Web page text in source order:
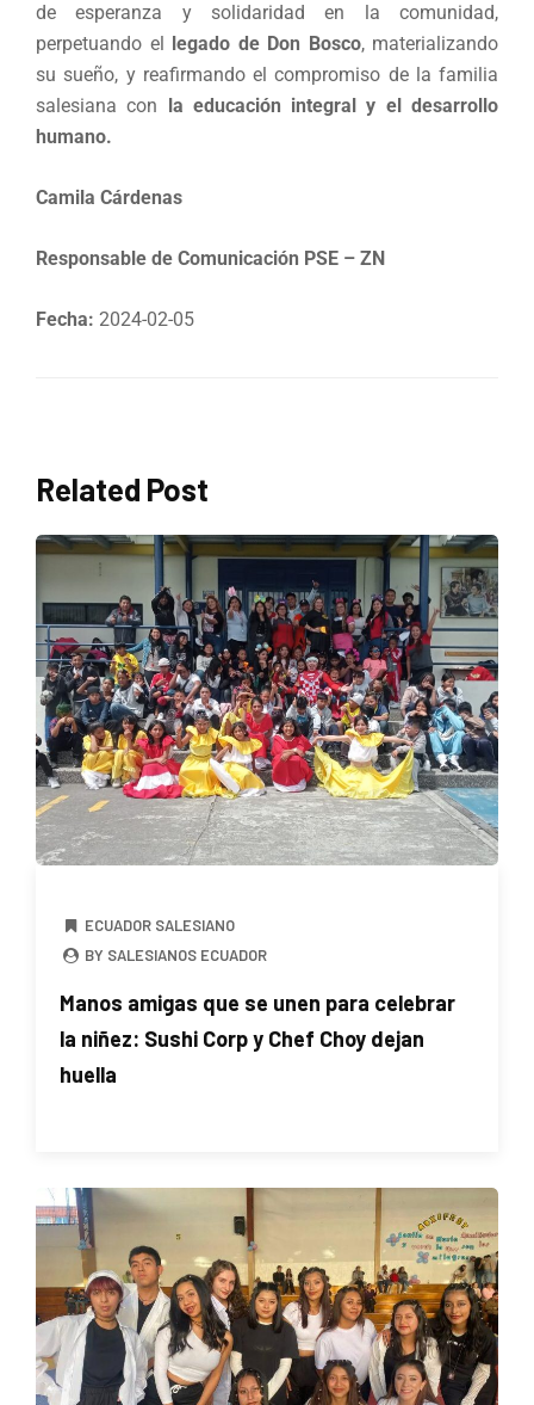
de esperanza y solidaridad en la comunidad,
perpetuando el legado de Don Bosco, materializando
su sueño, y reafirmando el compromiso de la familia
salesiana con la educación integral y el desarrollo
humano.
Camila Cárdenas
Responsable de Comunicación PSE – ZN
Fecha: 2024-02-05
Related Post
ECUADOR SALESIANO
BY SALESIANOS ECUADOR
Manos amigas que se unen para celebrar
la niñez: Sushi Corp y Chef Choy dejan
huella